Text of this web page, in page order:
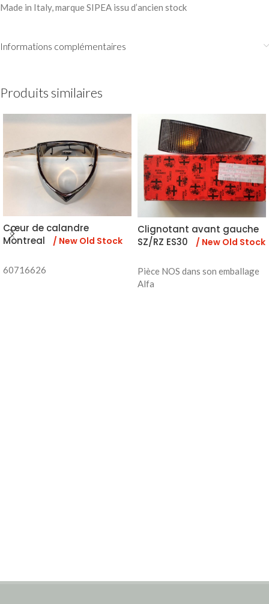
Made in Italy, marque SIPEA issu d’ancien stock
Informations complémentaires
Produits similaires
Cœur de calandre
Montreal
/ New Old Stock
60716626
Clignotant avant gauche
SZ/RZ ES30
/ New Old Stock
Pièce NOS dans son emballage
Alfa